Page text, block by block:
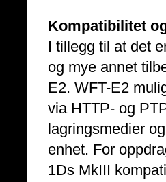
Kompatibilitet
I tillegg til at det
og mye annet
E2. WFT-E2
via HTTP- og
lagringsmedier
enhet. For
1Ds MkIII